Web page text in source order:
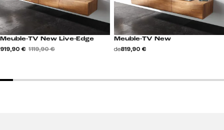
Meuble-TV New Live-Edge
919,90 € 1 119,90 €
Meuble-TV New
de819,90 €